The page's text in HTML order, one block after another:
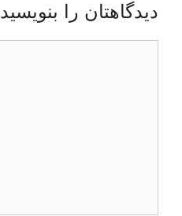
دیدگاهتان را بنویسید